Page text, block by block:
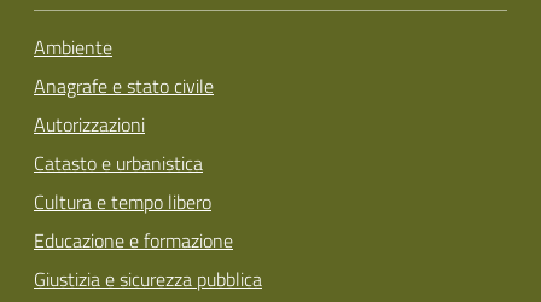
Ambiente
Anagrafe e stato civile
Autorizzazioni
Catasto e urbanistica
Cultura e tempo libero
Educazione e formazione
Giustizia e sicurezza pubblica